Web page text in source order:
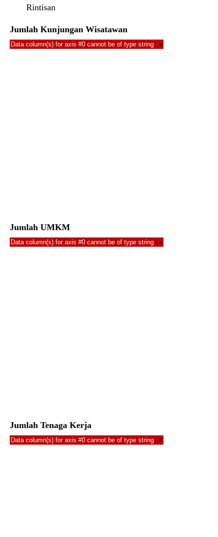
Rintisan
Jumlah Kunjungan Wisatawan
Data column(s) for axis #0 cannot be of type string ×
Jumlah UMKM
Data column(s) for axis #0 cannot be of type string ×
Jumlah Tenaga Kerja
Data column(s) for axis #0 cannot be of type string ×